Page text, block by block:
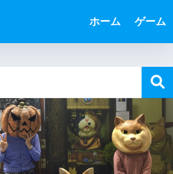
ホーム ゲーム